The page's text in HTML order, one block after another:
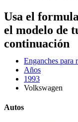
Usa el
el modelo de
continuación
Enganches para
Años
1993
Volkswagen
Autos